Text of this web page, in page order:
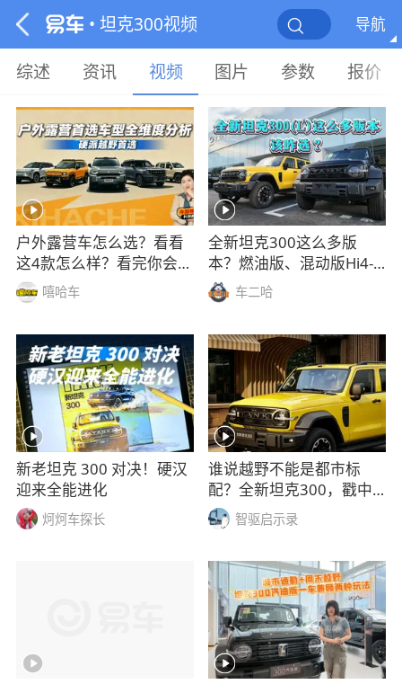
• 坦克300视频 导航
综述 资讯 视频 图片 参数 报价
户外露营车怎么选？看看
这4款怎么样？看完你会买
吗？嘻哈车
全新坦克300这么多版
本？燃油版、混动版Hi4-
T、Hi4-Z，该咋选？
车二哈
新老坦克 300 对决！硬汉
迎来全能进化
炣炣车探长
谁说越野不能是都市标
配？全新坦克300，戳中
了多少人的心！
智驱启示录